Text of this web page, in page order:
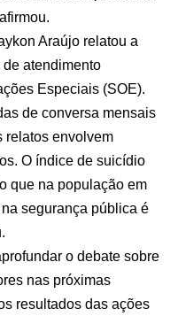
Araújo relatou a
atendimento
Especiais (SOE).
de conversa mensais
relatos envolvem
O índice de suicídio
que na população em
segurança pública é
o debate sobre
nas próximas
resultados das ações